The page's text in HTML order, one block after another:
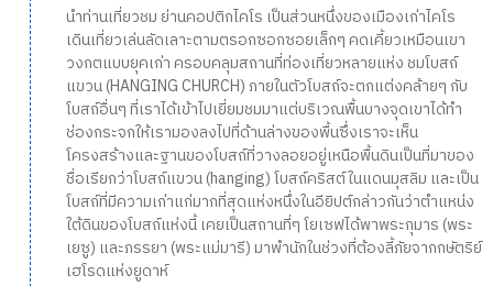
นำท่านเที่ยวชม ย่านคอปติกไคโร เป็นส่วนหนึ่งของเมืองเก่าไคโร
เดินเที่ยวเล่นลัดเลาะตามตรอกซอกซอยเล็กๆ คดเคี้ยวเหมือนเขา
วงกตแบบยุคเก่า ครอบคลุมสถานที่ท่องเที่ยวหลายแห่ง ชมโบสถ์
แขวน (HANGING CHURCH) ภายในตัวโบสถ์จะตกแต่งคล้ายๆ กับ
โบสถ์อื่นๆ ที่เราได้เข้าไปเยี่ยมชมมาแต่บริเวณพื้นบางจุดเขาได้ทำ
ช่องกระจกให้เรามองลงไปที่ด้านล่างของพื้นซึ่งเราจะเห็น
โครงสร้างและฐานของโบสถ์ที่วางลอยอยู่เหนือพื้นดินเป็นที่มาของ
ชื่อเรียกว่าโบสถ์แขวน (hanging) โบสถ์คริสต์ในแดนมุสลิม และเป็น
โบสถ์ที่มีความเก่าแก่มากที่สุดแห่งหนึ่งในอียิปต์กล่าวกันว่าตำแหน่ง
ใต้ดินของโบสถ์แห่งนี้ เคยเป็นสถานที่ๆ โยเซฟได้พาพระกุมาร (พระ
เยซู) และภรรยา (พระแม่มารี) มาพำนักในช่วงที่ต้องลี้ภัยจากกษัตริย์
เฮโรดแห่งยูดาห์